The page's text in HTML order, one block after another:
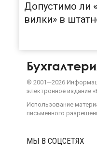
Допустимо ли
вилки» в
© 2001—2026
электронное издание
Использование
письменного
МЫ В СОЦСЕТЯХ